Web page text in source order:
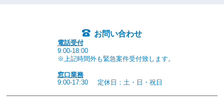
お問い合わせ
電話受付
9:00-18:00
※上記時間外も緊急案件受付致します。
窓口業務
9:00-17:30
定休日：土・日・祝日